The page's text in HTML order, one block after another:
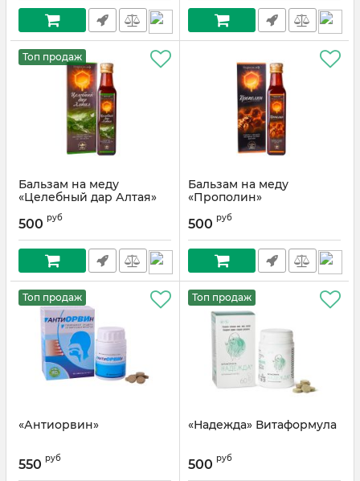
Топ продаж
Бальзам на меду
«Целебный дар Алтая»
500 руб
Бальзам на меду
«Прополин»
500 руб
Топ продаж
«Антиорвин»
550 руб
Топ продаж
«Надежда» Витаформула
500 руб